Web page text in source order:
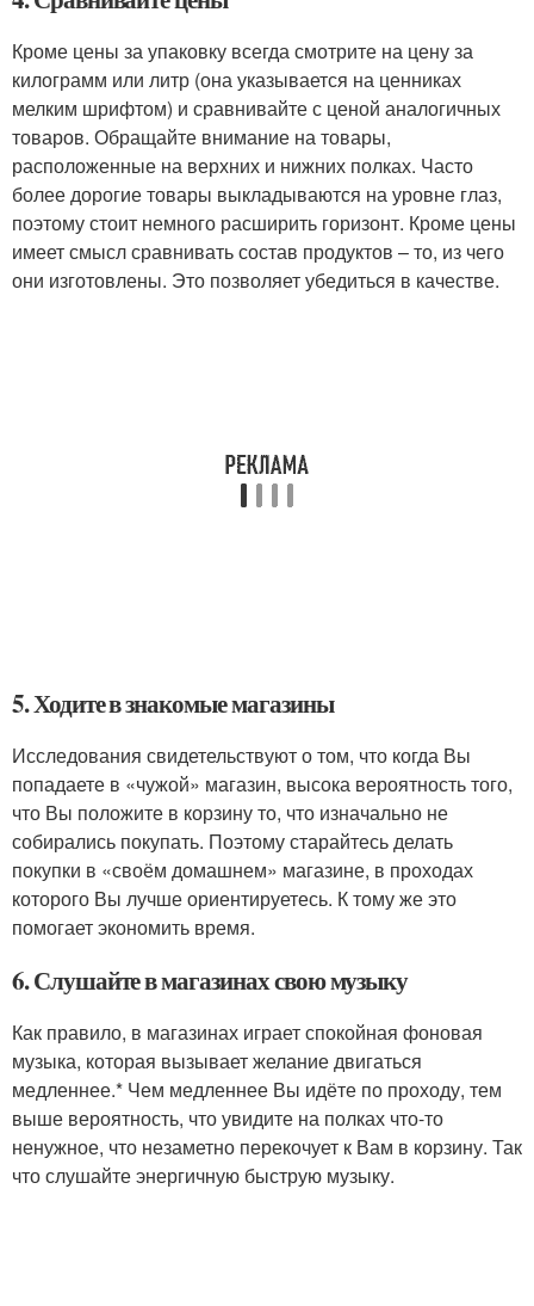
Кроме цены за упаковку всегда смотрите на цену за
килограмм или литр (она указывается на ценниках
мелким шрифтом) и сравнивайте с ценой аналогичных
товаров. Обращайте внимание на товары,
расположенные на верхних и нижних полках. Часто
более дорогие товары выкладываются на уровне глаз,
поэтому стоит немного расширить горизонт. Кроме цены
имеет смысл сравнивать состав продуктов – то, из чего
они изготовлены. Это позволяет убедиться в качестве.
5. Ходите в знакомые магазины
Исследования свидетельствуют о том, что когда Вы
попадаете в «чужой» магазин, высока вероятность того,
что Вы положите в корзину то, что изначально не
собирались покупать. Поэтому старайтесь делать
покупки в «своём домашнем» магазине, в проходах
которого Вы лучше ориентируетесь. К тому же это
помогает экономить время.
6. Слушайте в магазинах свою музыку
Как правило, в магазинах играет спокойная фоновая
музыка, которая вызывает желание двигаться
медленнее.* Чем медленнее Вы идёте по проходу, тем
выше вероятность, что увидите на полках что-то
ненужное, что незаметно перекочует к Вам в корзину. Так
что слушайте энергичную быструю музыку.